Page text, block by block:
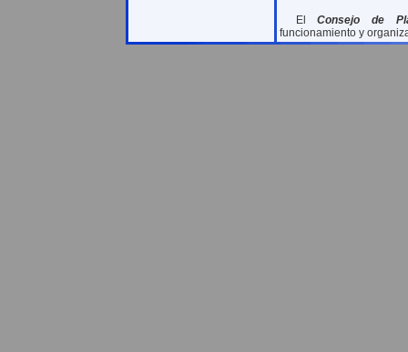
ElConsejo de
funcionamiento y